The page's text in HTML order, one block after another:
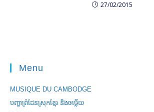
27/02/2015
Menu
MUSIQUE DU CAMBODGE
បញ្ហាព្រំដែនស្រុកខ្មែរ និងចឞ្លើយ